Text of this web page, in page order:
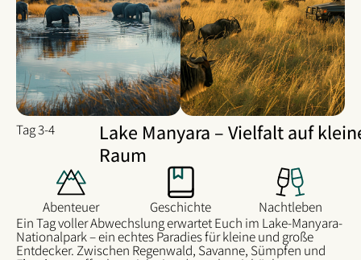
Tag 3-4
Lake Manyara – Vielfalt auf
Raum
Abenteuer Geschichte
Nachtleben
Ein Tag voller Abwechslung erwartet Euch im Lake-Manyara-
Nationalpark – ein echtes Paradies für kleine und große
Entdecker. Zwischen Regenwald, Savanne, Sümpfen und